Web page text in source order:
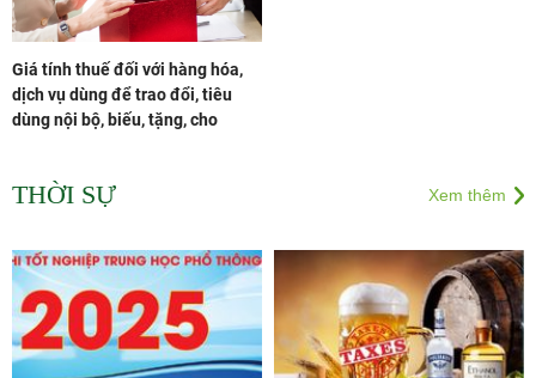
Giá tính thuế đối với hàng hóa,
dịch vụ dùng để trao đổi, tiêu
dùng nội bộ, biếu, tặng, cho
THỜI SỰ Xem thêm